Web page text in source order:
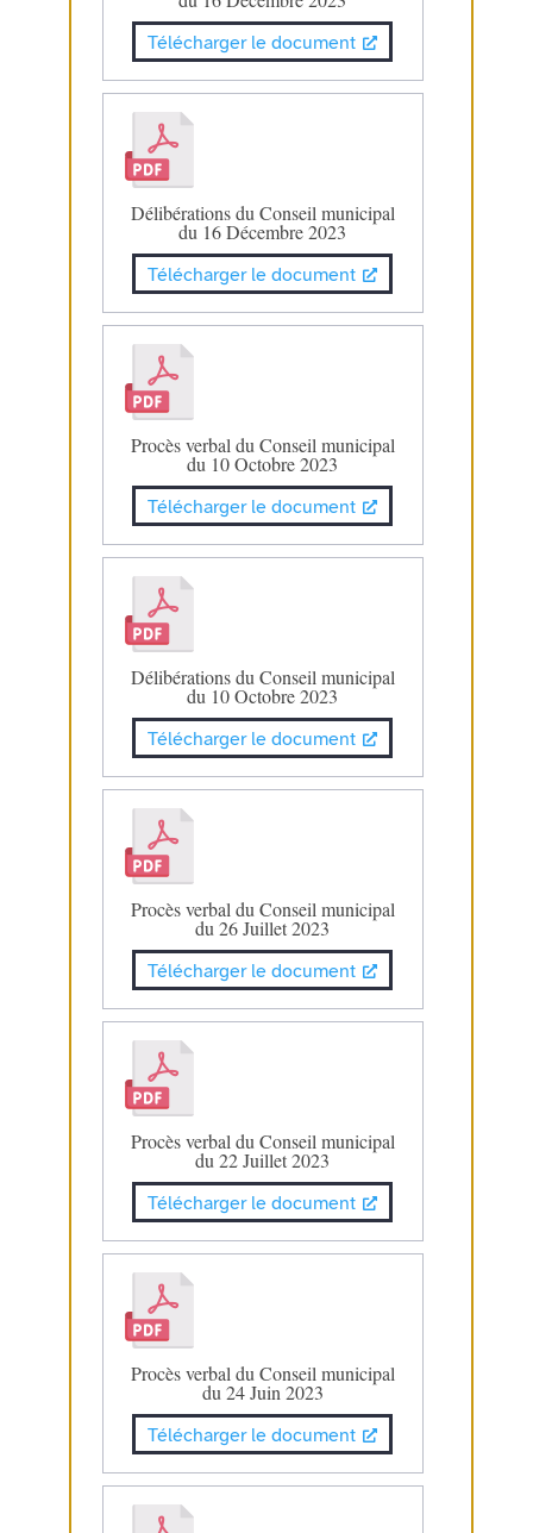
Télécharger le document
Délibérations du Conseil municipal
du 16 Décembre 2023
Télécharger le document
Procès verbal du Conseil municipal
du 10 Octobre 2023
Télécharger le document
Délibérations du Conseil municipal
du 10 Octobre 2023
Télécharger le document
Procès verbal du Conseil municipal
du 26 Juillet 2023
Télécharger le document
Procès verbal du Conseil municipal
du 22 Juillet 2023
Télécharger le document
Procès verbal du Conseil municipal
du 24 Juin 2023
Télécharger le document